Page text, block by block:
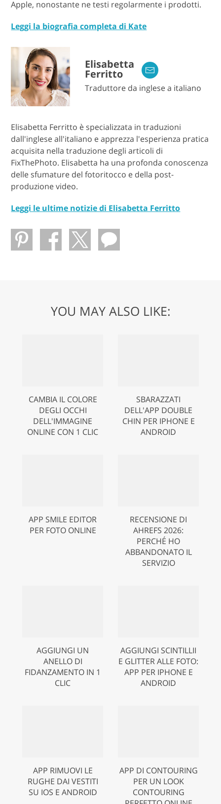
Apple, nonostante ne testi regolarmente i prodotti.
Leggi la biografia completa di Kate
Elisabetta
Ferritto
Traduttore da inglese a italiano
Elisabetta Ferritto è specializzata in traduzioni
dall'inglese all'italiano e apprezza l'esperienza pratica
acquisita nella traduzione degli articoli di
FixThePhoto. Elisabetta ha una profonda conoscenza
delle sfumature del fotoritocco e della post-
produzione video.
Leggi le ultime notizie di Elisabetta Ferritto
YOU MAY ALSO LIKE:
CAMBIA IL COLORE
DEGLI OCCHI
DELL'IMMAGINE
ONLINE CON 1 CLIC
SBARAZZATI
DELL'APP DOUBLE
CHIN PER IPHONE E
ANDROID
APP SMILE EDITOR
PER FOTO ONLINE
RECENSIONE DI
AHREFS 2026:
PERCHÉ HO
ABBANDONATO IL
SERVIZIO
AGGIUNGI UN
ANELLO DI
FIDANZAMENTO IN 1
CLIC
AGGIUNGI SCINTILLII
E GLITTER ALLE FOTO:
APP PER IPHONE E
ANDROID
APP RIMUOVI LE
RUGHE DAI VESTITI
SU IOS E ANDROID
APP DI CONTOURING
PER UN LOOK
CONTOURING